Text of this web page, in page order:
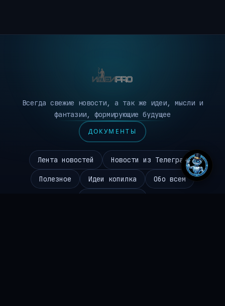
Всегда свежие новости, а так же идеи, мысли и
фантазии, формирующие будущее
ДОКУМЕНТЫ
Лента новостей Новости из Телеграм
Полезное Идеи копилка Обо всем